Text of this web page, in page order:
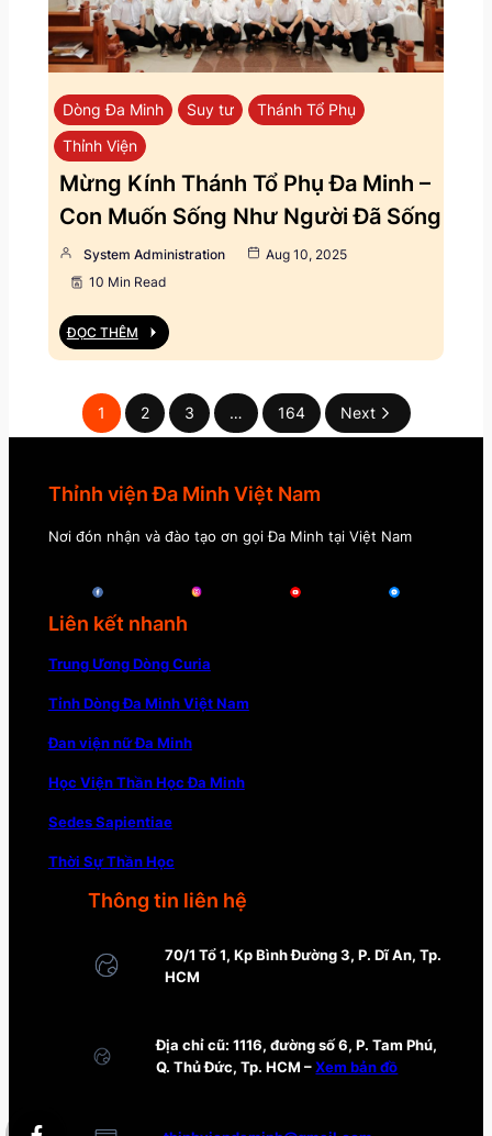
Dòng Đa Minh Suy tư
Thánh Tổ Phụ
Thỉnh Viện
Mừng Kính Thánh Tổ Phụ Đa Minh –
Con Muốn Sống Như Người Đã Sống
System Administration
Aug 10, 2025
10 Min Read
ĐỌC THÊM
1 2 3 … 164 Next
Thỉnh viện Đa Minh Việt Nam
Nơi đón nhận và đào tạo ơn gọi Đa Minh tại Việt Nam
Liên kết nhanh
Trung Ương Dòng Curia
Tỉnh Dòng Đa Minh Việt Nam
Đan viện nữ Đa Minh
Học Viện Thần Học Đa Minh
Sedes Sapientiae
Thời Sự Thần Học
Thông tin liên hệ
70/1 Tổ 1, Kp Bình Đường 3, P. Dĩ An, Tp.
HCM
Địa chỉ cũ: 1116, đường số 6, P. Tam Phú,
Q. Thủ Đức, Tp. HCM –Xem bản đồ